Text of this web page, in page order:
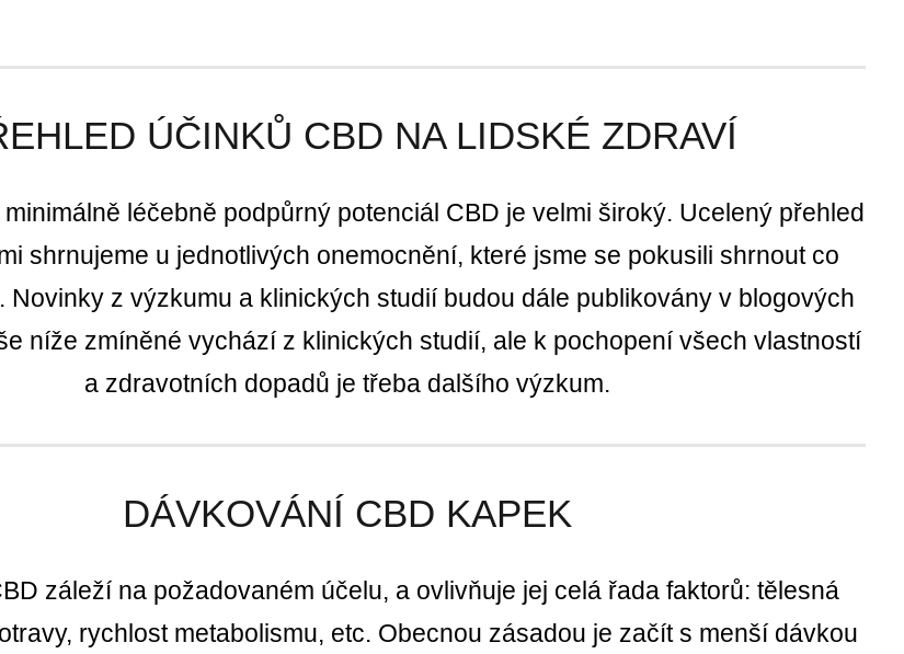
ÚČINKŮ CBD NA LIDSKÉ ZDRAVÍ
léčebně podpůrný potenciál CBD je velmi široký. Ucelený přehled
shrnujeme u jednotlivých onemocnění, které jsme se pokusili shrnout co
Novinky z výzkumu a klinických studií budou dále publikovány v blogových
níže zmíněné vychází z klinických studií, ale k pochopení všech vlastností
a zdravotních dopadů je třeba dalšího výzkum.
DÁVKOVÁNÍ CBD KAPEK
záleží na požadovaném účelu, a ovlivňuje jej celá řada faktorů: tělesná
rychlost metabolismu, etc. Obecnou zásadou je začít s menší dávkou